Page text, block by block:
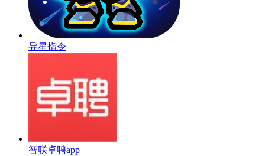
异星指令
智联卓聘app